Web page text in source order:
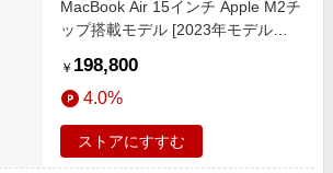
MacBook Air 15インチ Apple M2チ
ップ搭載モデル [2023年モデル
CPUと10コアGPU ] シルバー
MQKR3JA
￥ 198,800
4.0%
ストアにすすむ